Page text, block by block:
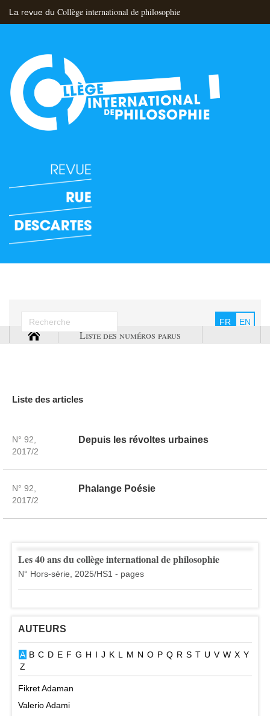
La revue du Collège international de philosophie
FR EN
Liste des numéros parus
Liste des articles
N° 92,
2017/2
Depuis les révoltes urbaines
N° 92,
2017/2
Phalange Poésie
Les 40 ans du collège international de philosophie
N° Hors-série, 2025/HS1 - pages
AUTEURS
A B C D E F G H I J K L M N O P Q R S T U V W X Y
Z
Fikret Adaman
Valerio Adami